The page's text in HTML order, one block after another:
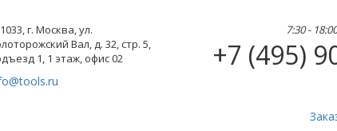
г. Москва, ул.
Вал, д. 32, стр. 5,
1, 1 этаж, офис 02
7:30 -
+7 (495)